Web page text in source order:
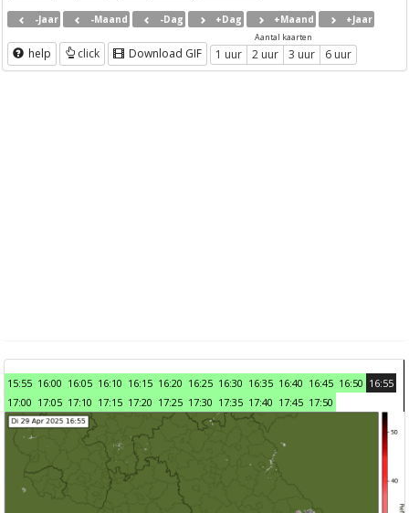
-Jaar -Maand -Dag +Dag +Maand +Jaar
help click Download GIF
Aantal kaarten
1 uur 2 uur 3 uur 6 uur
15:55 16:00 16:05 16:10 16:15 16:20 16:25 16:30 16:35 16:40 16:45 16:50 16:55
17:00 17:05 17:10 17:15 17:20 17:25 17:30 17:35 17:40 17:45 17:50